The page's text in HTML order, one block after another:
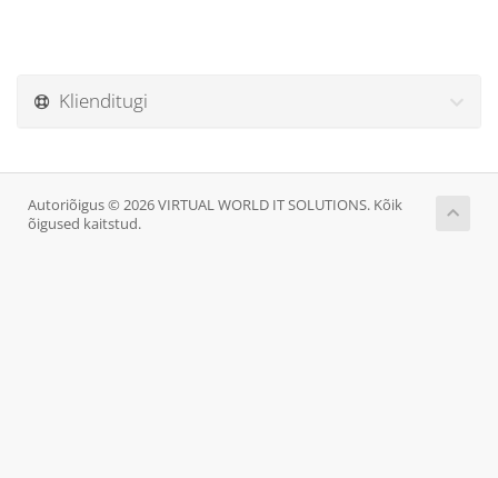
Klienditugi
Autoriõigus © 2026 VIRTUAL WORLD IT SOLUTIONS. Kõik
õigused kaitstud.